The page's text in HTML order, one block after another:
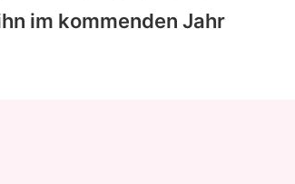
im kommenden Jahr